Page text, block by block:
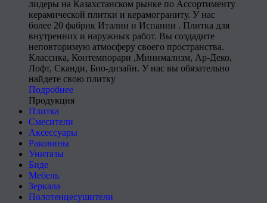
лидеры на Казахстанском рынке по Ассортименту
керамической плитки и керамограниту. У нас
более 20 фабрик Италии и Испании . Плитка для
внутренних и наружных работ. Вы создадите
неповторимую атмосферу своего пространства.
Классика, Контемпорари ,Минимализм, Ар-Деко,
Лофт, Сканди, Био-дизайн. У нас вы обязательно
найдете свою плитку
Подробнее
Продукция
Плитка
Смесители
Аксессуары
Раковины
Унитазы
Биде
Мебель
Зеркала
Полотенцесушители